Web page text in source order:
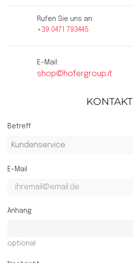
Rufen Sie uns an:
+39 0471 793445
E-Mail:
shop@hofergroup.it
KONTAKT
Betreff
E-Mail
Anhang
optional